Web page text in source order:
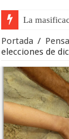
La
La opinión
Portada /
elecciones de